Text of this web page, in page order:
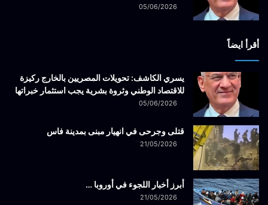
05/06/2026
أقرأ ايضاً
يسري الكاشف: تحويلات المصريين بالخارج ركيزة
للاقتصاد الوطني وثروة بشرية يجب استثمار خبراتها
05/06/2026
قتلى وجرحى في انهيار مبنى بمدينة فاس
21/05/2026
أبرز أخبار اللجوء في أوروبا …
21/05/2026